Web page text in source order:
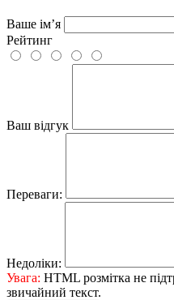
Ваше ім’я
Рейтинг
Ваш відгук
Переваги:
Недоліки:
Увага: HTML розмітка не
звичайний текст.